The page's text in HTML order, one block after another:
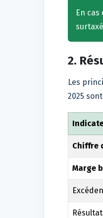
En
2.
Les
2025
Chiffre
Marge